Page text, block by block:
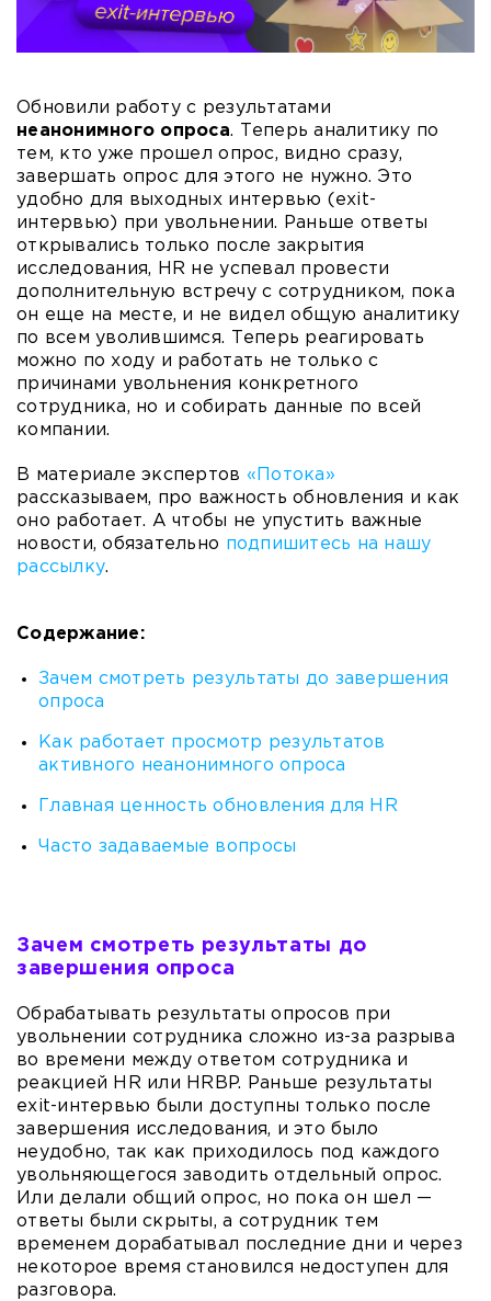
Обновили работу с результатами
неанонимного опроса. Теперь аналитику по
тем, кто уже прошел опрос, видно сразу,
завершать опрос для этого не нужно. Это
удобно для выходных интервью (exit-
интервью) при увольнении. Раньше ответы
открывались только после закрытия
исследования, HR не успевал провести
дополнительную встречу с сотрудником, пока
он еще на месте, и не видел общую аналитику
по всем уволившимся. Теперь реагировать
можно по ходу и работать не только с
причинами увольнения конкретного
сотрудника, но и собирать данные по всей
компании.
В материале экспертов «Потока»
рассказываем, про важность обновления и как
оно работает. А чтобы не упустить важные
новости, обязательно подпишитесь на нашу
рассылку.
Содержание:
Зачем смотреть результаты до завершения
опроса
Как работает просмотр результатов
активного неанонимного опроса
Главная ценность обновления для HR
Часто задаваемые вопросы
Зачем смотреть результаты до
завершения опроса
Обрабатывать результаты опросов при
увольнении сотрудника сложно из-за разрыва
во времени между ответом сотрудника и
реакцией HR или HRBP. Раньше результаты
exit-интервью были доступны только после
завершения исследования, и это было
неудобно, так как приходилось под каждого
увольняющегося заводить отдельный опрос.
Или делали общий опрос, но пока он шел —
ответы были скрыты, а сотрудник тем
временем дорабатывал последние дни и через
некоторое время становился недоступен для
разговора.